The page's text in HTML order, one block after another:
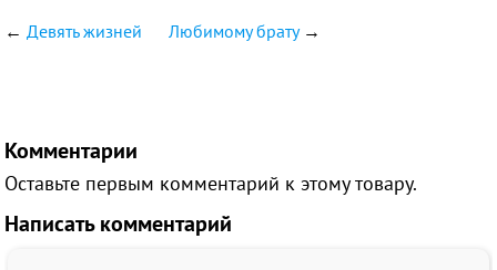
←Девять жизней Любимому брату→
Комментарии
Оставьте первым комментарий к этому товару.
Написать комментарий